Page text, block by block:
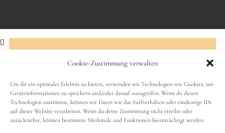
Cookie-Zustimmung verwalten
Um dir ein optimales Erlebnis zu bieten, verwenden wir Technologien wie Cookies, um
Geräteinformationen zu speichern und/oder darauf zuzugreifen. Wenn du diesen
Technologien zustimmst, können wir Daten wie das Surfverhalten oder eindeutige IDs
auf dieser Website verarbeiten. Wenn du deine Zustimmung nicht erteilst oder
zurückziehst, können bestimmte Merkmale und Funktionen beeinträchtigt werden.
VANLIFE
Abonniere den Newsletter!
Name